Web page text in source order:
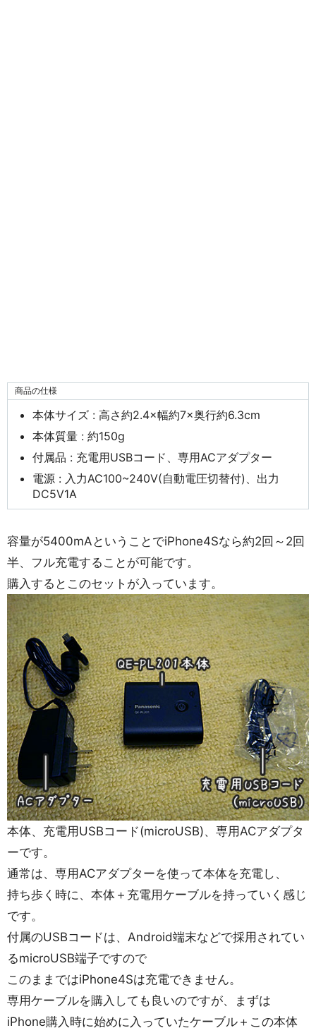
商品の仕様
本体サイズ : 高さ約2.4×幅約7×奥行約6.3cm
本体質量 : 約150g
付属品 : 充電用USBコード、専用ACアダプター
電源 : 入力AC100~240V(自動電圧切替付)、出力
DC5V1A
容量が5400mAということでiPhone4Sなら約2回～2回
半、フル充電することが可能です。
購入するとこのセットが入っています。
本体、充電用USBコード(microUSB)、専用ACアダプタ
ーです。
通常は、専用ACアダプターを使って本体を充電し、
持ち歩く時に、本体＋充電用ケーブルを持っていく感じ
です。
付属のUSBコードは、Android端末などで採用されてい
るmicroUSB端子ですので
このままではiPhone4Sは充電できません。
専用ケーブルを購入しても良いのですが、まずは
iPhone購入時に始めに入っていたケーブル＋この本体